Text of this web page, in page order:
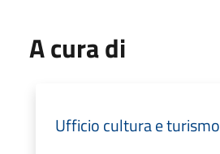
A cura di
Ufficio cultura e turismo